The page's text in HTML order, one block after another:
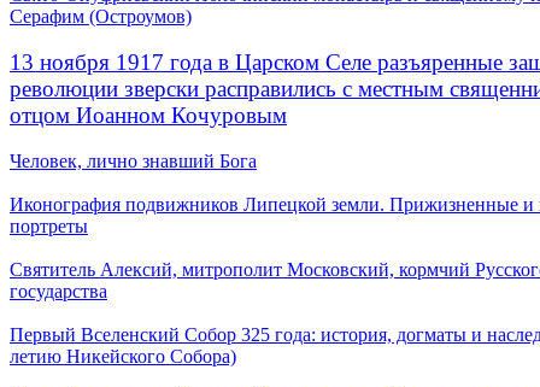
Серафим (Остроумов)
13 ноября 1917 года в Царском Селе разъяренные
революции зверски расправились с местным
отцом Иоанном Кочуровым
Человек, лично знавший Бога
Иконография подвижников Липецкой земли. Прижизненные и
портреты
Святитель Алексий, митрополит Московский, кормчий
государства
Первый Вселенский Собор 325 года: история, догматы и
летию Никейского Собора)